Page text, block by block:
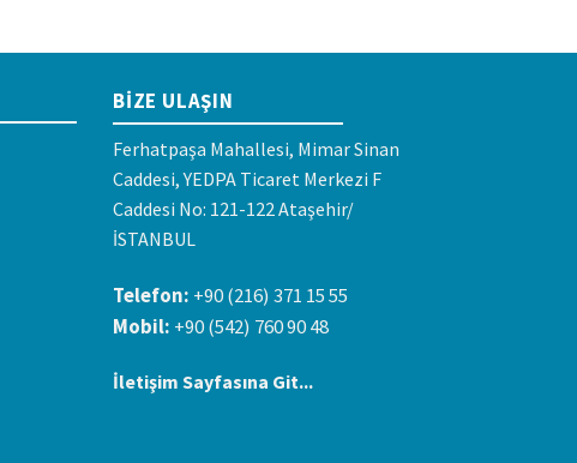
BIZE ULAŞIN
Ferhatpaşa Mahallesi, Mimar Sinan
Caddesi, YEDPA Ticaret Merkezi F
Caddesi No: 121-122 Ataşehir/
İSTANBUL
Telefon: +90 (216) 371 15 55
Mobil: +90 (542) 760 90 48
İletişim Sayfasına Git...